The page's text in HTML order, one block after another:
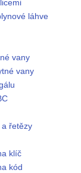
láhve
vany
vany
a řetězy
klíč
kód